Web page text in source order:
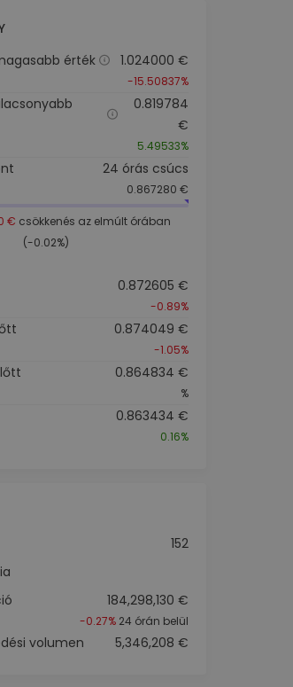
érték
1.024000 €
-15.50837%
0.819784
€
5.49533%
24 órás csúcs
0.867280 €
€ csökkenés az elmúlt órában
(-0.02%)
0.872605 €
-0.89%
0.874049 €
-1.05%
0.864834 €
%
0.863434 €
0.16%
152
184,298,130 €
-0.27%24 órán belül
volumen 5,346,208 €